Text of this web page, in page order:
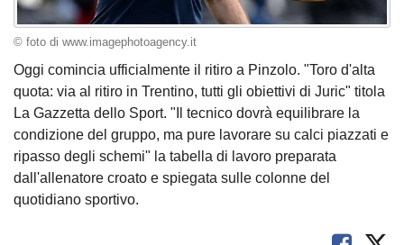
© foto di www.imagephotoagency.it
Oggi comincia ufficialmente il ritiro a Pinzolo. "Toro d'alta
quota: via al ritiro in Trentino, tutti gli obiettivi di Juric" titola
La Gazzetta dello Sport. "Il tecnico dovrà equilibrare la
condizione del gruppo, ma pure lavorare su calci piazzati e
ripasso degli schemi" la tabella di lavoro preparata
dall'allenatore croato e spiegata sulle colonne del
quotidiano sportivo.